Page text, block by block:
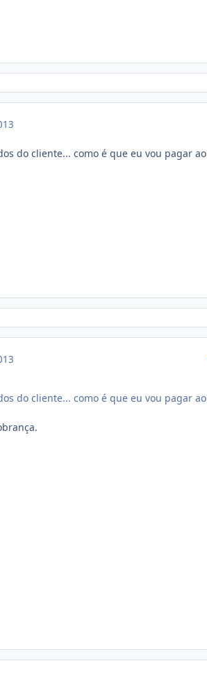
do cliente... como é que eu vou pagar ao
do cliente... como é que eu vou pagar ao